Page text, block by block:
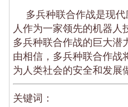
多兵种联合作战是现
人作为一家领先的机器
多兵种联合作战的巨大潜
由相信，多兵种联合作战
为人类社会的安全和发展
关键词：